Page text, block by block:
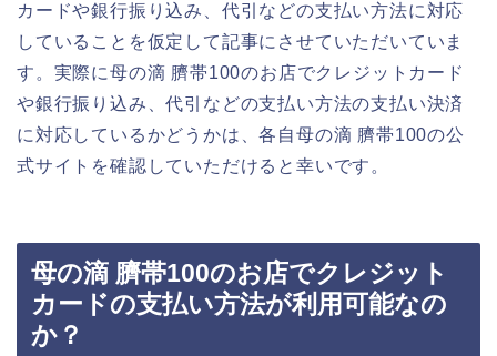
カードや銀行振り込み、代引などの支払い方法に対応
していることを仮定して記事にさせていただいていま
す。実際に母の滴 臍帯100のお店でクレジットカード
や銀行振り込み、代引などの支払い方法の支払い決済
に対応しているかどうかは、各自母の滴 臍帯100の公
式サイトを確認していただけると幸いです。
母の滴 臍帯100のお店でクレジット
カードの支払い方法が利用可能なの
か？